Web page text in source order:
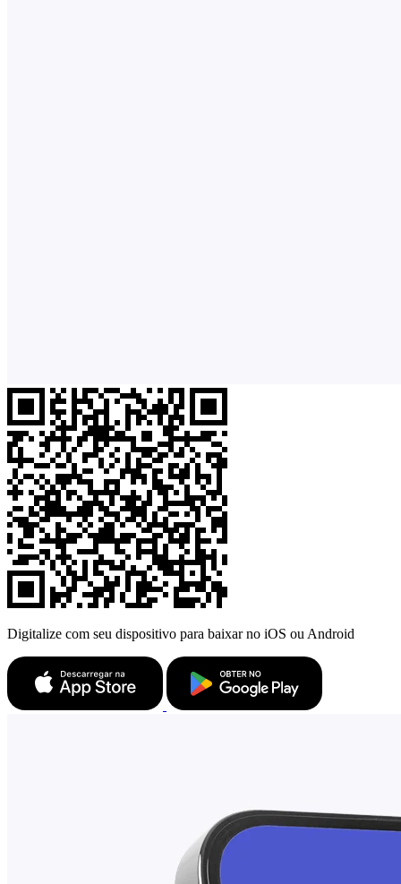
Digitalize com seu dispositivo para baixar no iOS ou Android